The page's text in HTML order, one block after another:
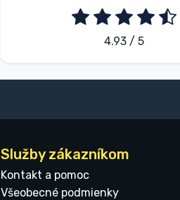
4.93 / 5
Služby zákazníkom
Kontakt a pomoc
Všeobecné podmienky